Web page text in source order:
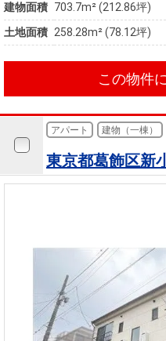
建物面積 703.7m² (212.86坪)
土地面積 258.28m² (78.12坪)
この物件
アパート 建物（一棟）
東京都葛飾区新